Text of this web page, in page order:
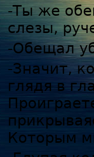
-Ты же
слезы,
-Обещал
-Значит,
глядя в
Которым